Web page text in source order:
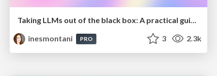
Taking LLMs out of the black box: A practical guide to human-in-the-loop distillation
inesmontani
PRO 3 2.3k